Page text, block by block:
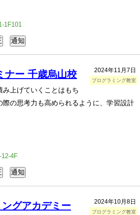
1F101
2024年11月7日
プログラミング教室
ナー 千歳烏山校
み上げていくことはもち
際の思考力も高められるように、学習設計
4F
2024年10月8日
プログラミング教室
グアカデミー